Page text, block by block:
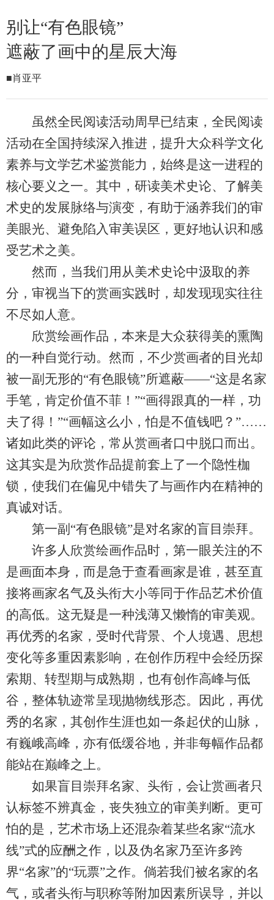
别让“有色眼镜”
遮蔽了画中的星辰大海
■肖亚平
虽然全民阅读活动周早已结束，全民阅读
活动在全国持续深入推进，提升大众科学文化
素养与文学艺术鉴赏能力，始终是这一进程的
核心要义之一。其中，研读美术史论、了解美
术史的发展脉络与演变，有助于涵养我们的审
美眼光、避免陷入审美误区，更好地认识和感
受艺术之美。
然而，当我们用从美术史论中汲取的养
分，审视当下的赏画实践时，却发现现实往往
不尽如人意。
欣赏绘画作品，本来是大众获得美的熏陶
的一种自觉行动。然而，不少赏画者的目光却
被一副无形的“有色眼镜”所遮蔽——“这是名家
手笔，肯定价值不菲！”“画得跟真的一样，功
夫了得！”“画幅这么小，怕是不值钱吧？”……
诸如此类的评论，常从赏画者口中脱口而出。
这其实是为欣赏作品提前套上了一个隐性枷
锁，使我们在偏见中错失了与画作内在精神的
真诚对话。
第一副“有色眼镜”是对名家的盲目崇拜。
许多人欣赏绘画作品时，第一眼关注的不
是画面本身，而是急于查看画家是谁，甚至直
接将画家名气及头衔大小等同于作品艺术价值
的高低。这无疑是一种浅薄又懒惰的审美观。
再优秀的名家，受时代背景、个人境遇、思想
变化等多重因素影响，在创作历程中会经历探
索期、转型期与成熟期，也有创作高峰与低
谷，整体轨迹常呈现抛物线形态。因此，再优
秀的名家，其创作生涯也如一条起伏的山脉，
有巍峨高峰，亦有低缓谷地，并非每幅作品都
能站在巅峰之上。
如果盲目崇拜名家、头衔，会让赏画者只
认标签不辨真金，丧失独立的审美判断。更可
怕的是，艺术市场上还混杂着某些名家“流水
线”式的应酬之作，以及伪名家乃至许多跨
界“名家”的“玩票”之作。倘若我们被名家的名
气，或者头衔与职称等附加因素所误导，并以